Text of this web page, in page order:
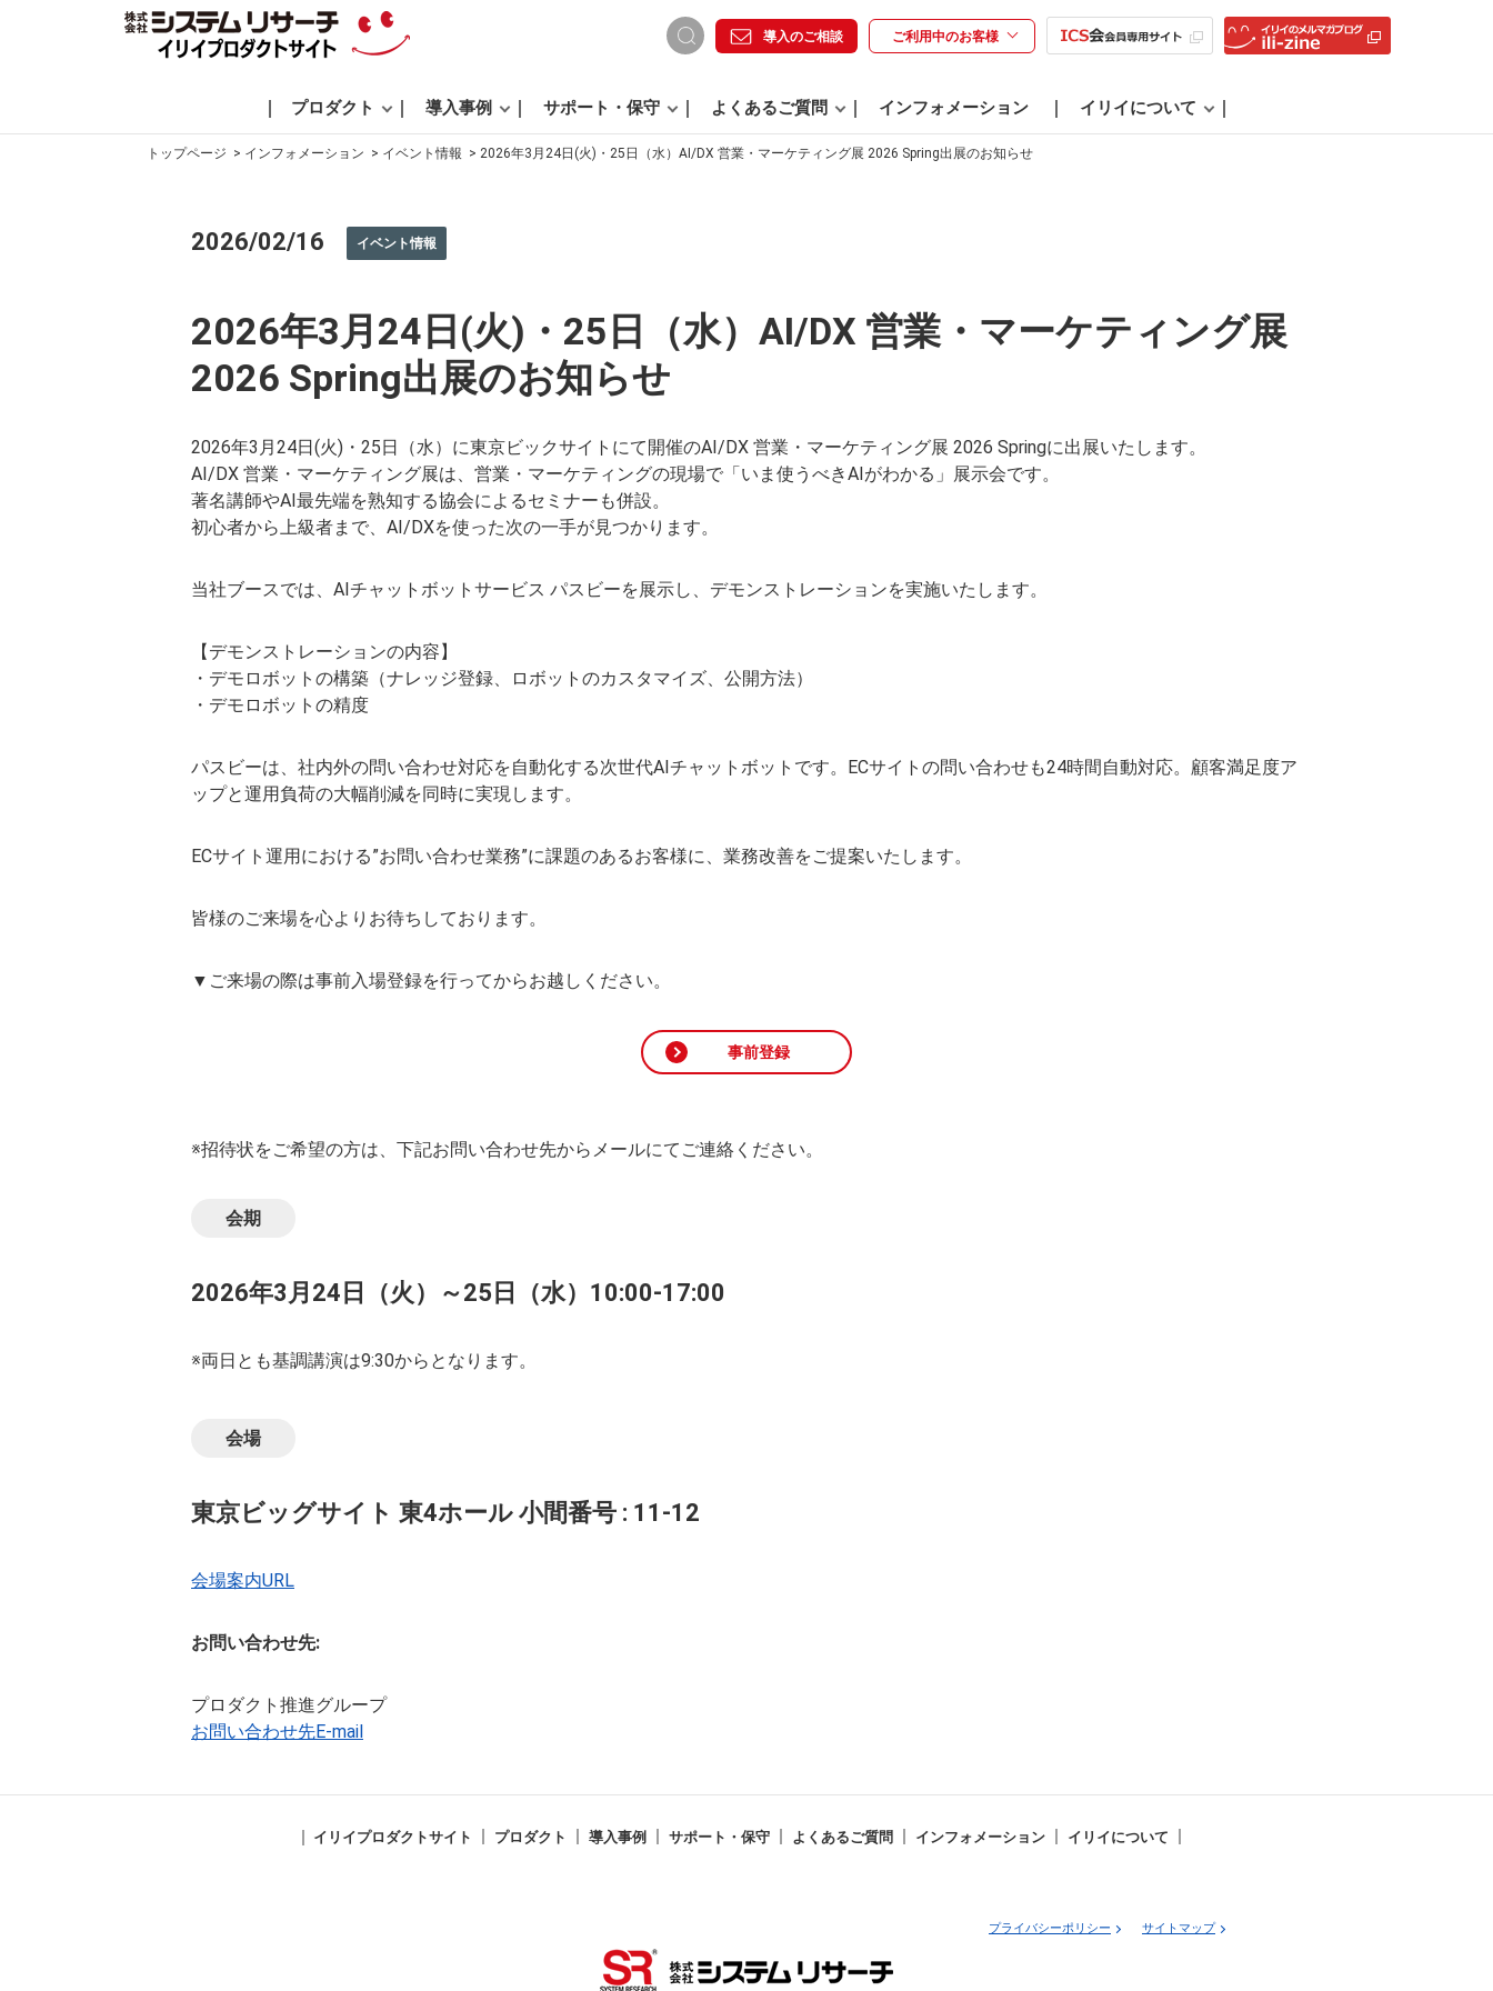
導入のご相談 ご利用中のお客様
プロダクト 導入事例 サポート・保守 よくあるご質問 インフォメーション イリイについて
トップページ インフォメーション イベント情報 2026年3月24日(火)・25日（水）AI/DX 営業・マーケティング展 2026 Spring出展のお知らせ
2026/02/16 イベント情報
2026年3月24日(火)・25日（水）AI/DX 営業・マーケティング展
2026 Spring出展のお知らせ
2026年3月24日(火)・25日（水）に東京ビックサイトにて開催のAI/DX 営業・マーケティング展 2026 Springに出展いたします。
AI/DX 営業・マーケティング展は、営業・マーケティングの現場で「いま使うべきAIがわかる」展示会です。
著名講師やAI最先端を熟知する協会によるセミナーも併設。
初心者から上級者まで、AI/DXを使った次の一手が見つかります。
当社ブースでは、AIチャットボットサービス パスビーを展示し、デモンストレーションを実施いたします。
【デモンストレーションの内容】
・デモロボットの構築（ナレッジ登録、ロボットのカスタマイズ、公開方法）
・デモロボットの精度
パスビーは、社内外の問い合わせ対応を自動化する次世代AIチャットボットです。ECサイトの問い合わせも24時間自動対応。顧客満足度ア
ップと運用負荷の大幅削減を同時に実現します。
ECサイト運用における”お問い合わせ業務”に課題のあるお客様に、業務改善をご提案いたします。
皆様のご来場を心よりお待ちしております。
▼ご来場の際は事前入場登録を行ってからお越しください。
事前登録
※招待状をご希望の方は、下記お問い合わせ先からメールにてご連絡ください。
会期
2026年3月24日（火）～25日（水）10:00-17:00
※両日とも基調講演は9:30からとなります。
会場
東京ビッグサイト 東4ホール 小間番号 : 11-12
会場案内URL
お問い合わせ先:
プロダクト推進グループ
お問い合わせ先E-mail
イリイプロダクトサイト プロダクト 導入事例 サポート・保守 よくあるご質問 インフォメーション イリイについて
プライバシーポリシー サイトマップ